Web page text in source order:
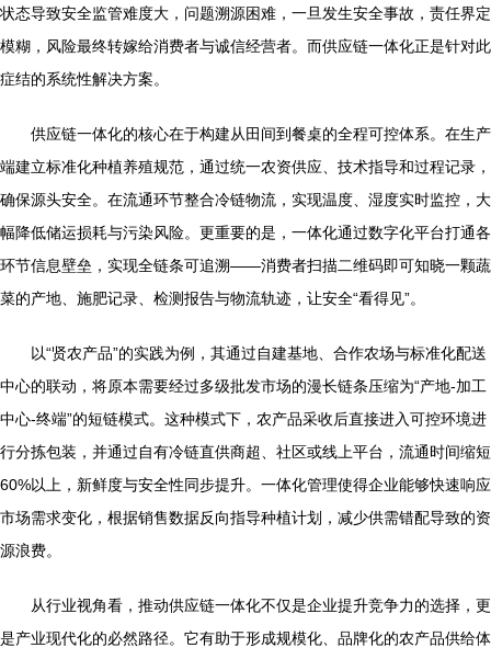
状态导致安全监管难度大，问题溯源困难，一旦发生安全事故，责任界定
模糊，风险最终转嫁给消费者与诚信经营者。而供应链一体化正是针对此
症结的系统性解决方案。
供应链一体化的核心在于构建从田间到餐桌的全程可控体系。在生产
端建立标准化种植养殖规范，通过统一农资供应、技术指导和过程记录，
确保源头安全。在流通环节整合冷链物流，实现温度、湿度实时监控，大
幅降低储运损耗与污染风险。更重要的是，一体化通过数字化平台打通各
环节信息壁垒，实现全链条可追溯——消费者扫描二维码即可知晓一颗蔬
菜的产地、施肥记录、检测报告与物流轨迹，让安全“看得见”。
以“贤农产品”的实践为例，其通过自建基地、合作农场与标准化配送
中心的联动，将原本需要经过多级批发市场的漫长链条压缩为“产地-加工
中心-终端”的短链模式。这种模式下，农产品采收后直接进入可控环境进
行分拣包装，并通过自有冷链直供商超、社区或线上平台，流通时间缩短
60%以上，新鲜度与安全性同步提升。一体化管理使得企业能够快速响应
市场需求变化，根据销售数据反向指导种植计划，减少供需错配导致的资
源浪费。
从行业视角看，推动供应链一体化不仅是企业提升竞争力的选择，更
是产业现代化的必然路径。它有助于形成规模化、品牌化的农产品供给体